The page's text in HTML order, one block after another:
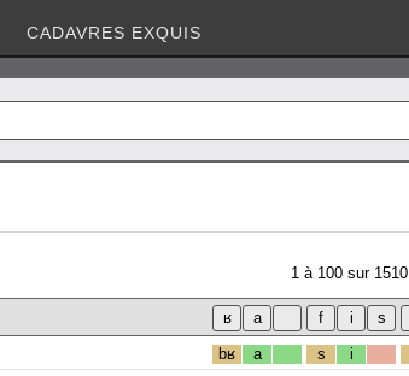
CADAVRES EXQUIS
1 à 100 sur 1510
bʁ a s i